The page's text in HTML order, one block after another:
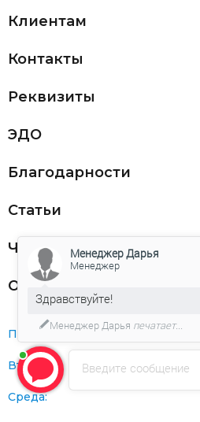
Клиентам
Контакты
Реквизиты
ЭДО
Благодарности
Статьи
Частникам
Оферта
Понедельник:
Вторник:
Среда:
Введите сообщение
Менеджер Дарья
Менеджер
Здравствуйте!
Менеджер Дарья печатает...